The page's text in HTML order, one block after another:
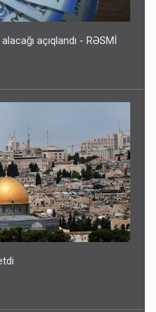
açıqlandı - RƏSMİ